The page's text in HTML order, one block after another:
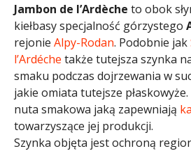
Jambon de l’Ardèche to obok
kiełbasy specjalność górzystego
rejonie Alpy-Rodan. Podobnie jak
l’Ardéche także tutejsza szynka
smaku podczas dojrzewania w
jakie omiata tutejsze
nuta smakowa jaką zapewniają
towarzyszące jej produkcji.
Szynka objęta jest ochroną